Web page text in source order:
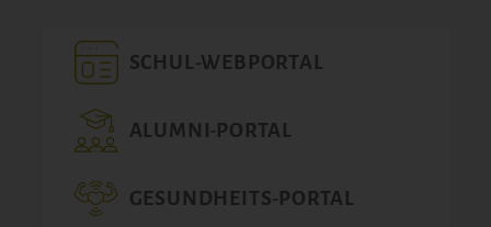
SCHUL-WEBPORTAL
ALUMNI-PORTAL
GESUNDHEITS-PORTAL